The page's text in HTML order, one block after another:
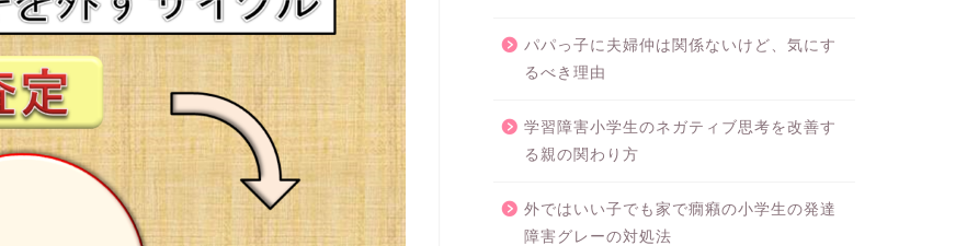
パパっ子に夫婦仲は関係ないけど、気にす
るべき理由
学習障害小学生のネガティブ思考を改善す
る親の関わり方
外ではいい子でも家で癇癪の小学生の発達
障害グレーの対処法